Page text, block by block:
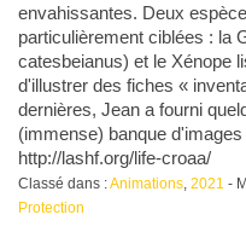
envahissantes. Deux
particulièrement ciblées : la
catesbeianus) et le Xénope
d'illustrer des fiches «
dernières, Jean a fourni
(immense) banque d'images
http://lashf.org/life-croaa/
Classé dans :Animations, 2021 -
Protection